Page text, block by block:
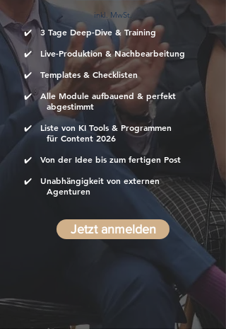
inkl. MwSt.
✔️ 3 Tage Deep-Dive & Training ​​​
✔️ Live-Produktion & Nachbearbeitung
✔️ Templates & Checklisten
✔️ Alle Module aufbauend & perfekt
abgestimmt​
✔️ Liste von KI Tools & Programmen
für Content 2026
✔️ Von der Idee bis zum fertigen Post
✔️ Unabhängigkeit von externen
Agenturen
Jetzt anmelden